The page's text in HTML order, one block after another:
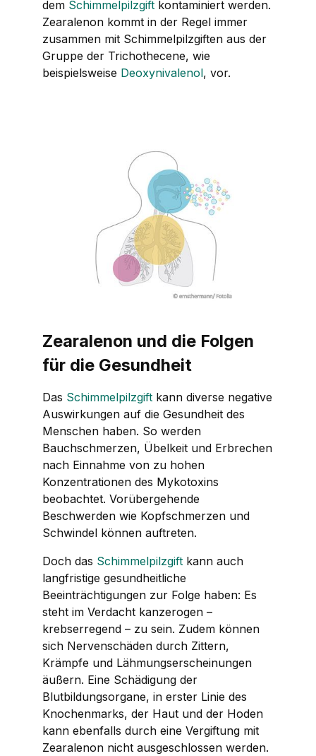
dem Schimmelpilzgift kontaminiert werden.
Zearalenon kommt in der Regel immer
zusammen mit Schimmelpilzgiften aus der
Gruppe der Trichothecene, wie
beispielsweise Deoxynivalenol, vor.
Zearalenon und die Folgen
für die Gesundheit
Das Schimmelpilzgift kann diverse negative
Auswirkungen auf die Gesundheit des
Menschen haben. So werden
Bauchschmerzen, Übelkeit und Erbrechen
nach Einnahme von zu hohen
Konzentrationen des Mykotoxins
beobachtet. Vorübergehende
Beschwerden wie Kopfschmerzen und
Schwindel können auftreten.
Doch das Schimmelpilzgift kann auch
langfristige gesundheitliche
Beeinträchtigungen zur Folge haben: Es
steht im Verdacht kanzerogen –
krebserregend – zu sein. Zudem können
sich Nervenschäden durch Zittern,
Krämpfe und Lähmungserscheinungen
äußern. Eine Schädigung der
Blutbildungsorgane, in erster Linie des
Knochenmarks, der Haut und der Hoden
kann ebenfalls durch eine Vergiftung mit
Zearalenon nicht ausgeschlossen werden.